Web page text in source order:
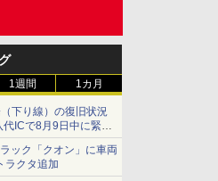
1週間 1カ月
下り線）の復旧状況
ICで8月9日中に緊急
ック「クオン」に車両
ラクタ追加